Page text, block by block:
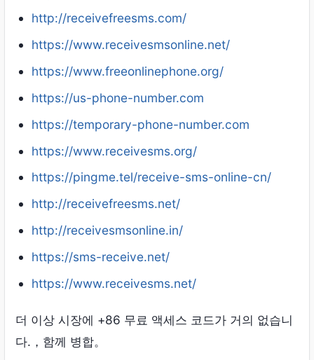
http://receivefreesms.com/
https://www.receivesmsonline.net/
https://www.freeonlinephone.org/
https://us-phone-number.com
https://temporary-phone-number.com
https://www.receivesms.org/
https://pingme.tel/receive-sms-online-cn/
http://receivefreesms.net/
http://receivesmsonline.in/
https://sms-receive.net/
https://www.receivesms.net/
더 이상 시장에 +86 무료 액세스 코드가 거의 없습니
다.，함께 병합。